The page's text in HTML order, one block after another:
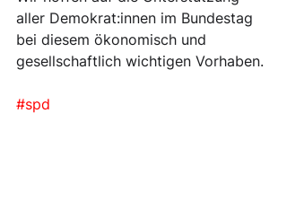
aller Demokrat:innen im Bundestag
bei diesem ökonomisch und
gesellschaftlich wichtigen Vorhaben.
#spd